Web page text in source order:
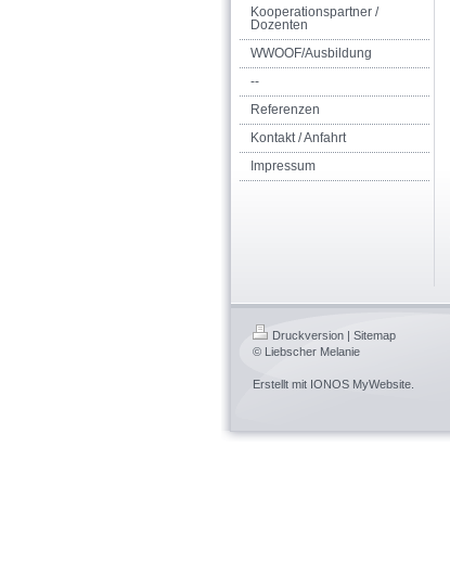
Kooperationspartner /
Dozenten
WWOOF/Ausbildung
--
Referenzen
Kontakt / Anfahrt
Impressum
Druckversion | Sitemap
© Liebscher Melanie
Erstellt mit IONOS MyWebsite